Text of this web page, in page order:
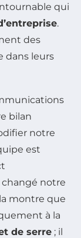
qui
.
des
dans leurs
bilan
notre
est
notre
montre que
à la
de serre ; il